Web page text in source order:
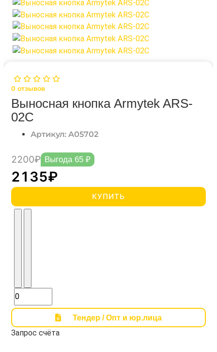
0 отзывов
Выносная кнопка Armytek ARS-
02C
Артикул: A05702
2200₽ Выгода 65 ₽
2135₽
КУПИТЬ
Тендер / Опт и юр.лица
Запрос счёта